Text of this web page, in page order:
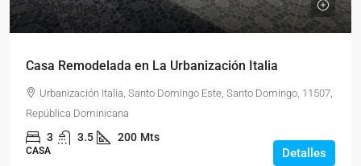
$16,000,000
Casa Remodelada en La Urbanización Italia
Urbanización Italia, Santo Domingo Este, Santo Domingo, 11507,
República Dominicana
3 3.5 200 Mts
CASA Detalles